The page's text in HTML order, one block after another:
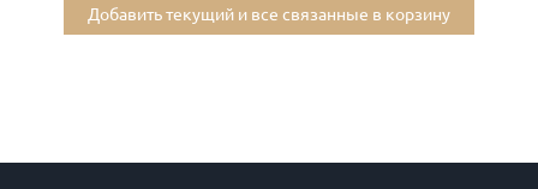
Добавить текущий и все связанные в корзину